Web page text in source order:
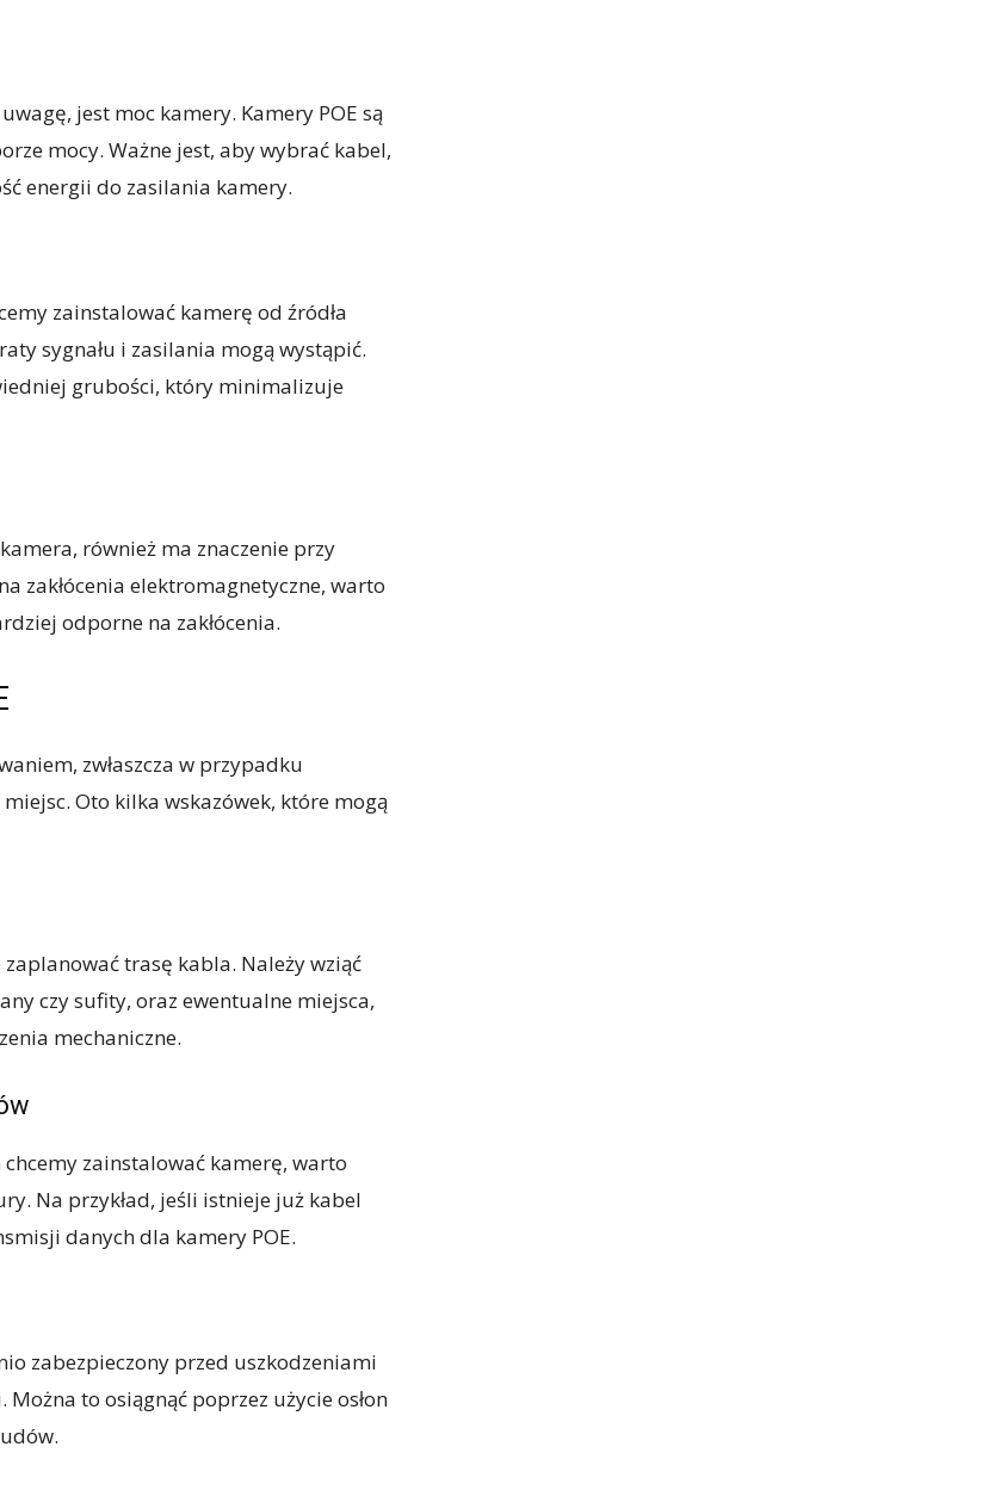
jest moc kamery. Kamery POE są
mocy. Ważne jest, aby wybrać kabel,
energii do zasilania kamery.
zainstalować kamerę od źródła
sygnału i zasilania mogą wystąpić.
grubości, który minimalizuje
również ma znaczenie przy
zakłócenia elektromagnetyczne, warto
odporne na zakłócenia.
zwłaszcza w przypadku
Oto kilka wskazówek, które mogą
trasę kabla. Należy wziąć
czy sufity, oraz ewentualne miejsca,
mechaniczne.
zainstalować kamerę, warto
Na przykład, jeśli istnieje już kabel
danych dla kamery POE.
zabezpieczony przed uszkodzeniami
to osiągnąć poprzez użycie osłon